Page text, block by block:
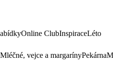
Online ClubInspiraceLéto
Mléčné, vejce a margarínyPekárna